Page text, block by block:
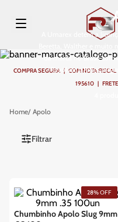
A Umarex detém a
da marca no Brasil com
Revólver e Rifles
COMPRA SEGURA | COM NOTA
195610 | FRETE
Apolo
Filtrar
Chumbinho Apolo Slug 9mm
28%OFF